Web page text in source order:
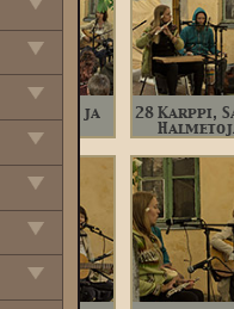
Halmetoja ja
yhtye
28 Karppi,